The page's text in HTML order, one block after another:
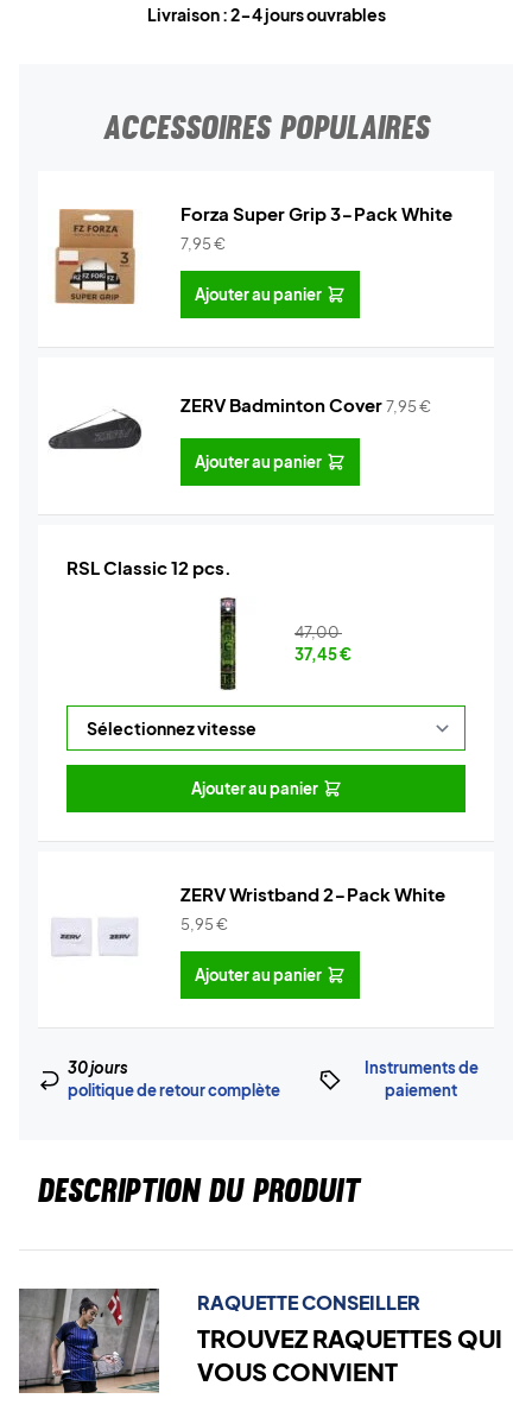
Livraison : 2-4 jours ouvrables
ACCESSOIRES POPULAIRES
Forza Super Grip 3-Pack White
7,95€
Ajouter au panier
ZERV Badminton Cover7,95€
Ajouter au panier
RSL Classic 12 pcs.
47,00
37,45€
Ajouter au panier
ZERV Wristband 2-Pack White
5,95€
Ajouter au panier
30 jours
politique de retour complète
Instruments de
paiement
DESCRIPTION DU PRODUIT
RAQUETTE CONSEILLER
TROUVEZ RAQUETTES QUI
VOUS CONVIENT